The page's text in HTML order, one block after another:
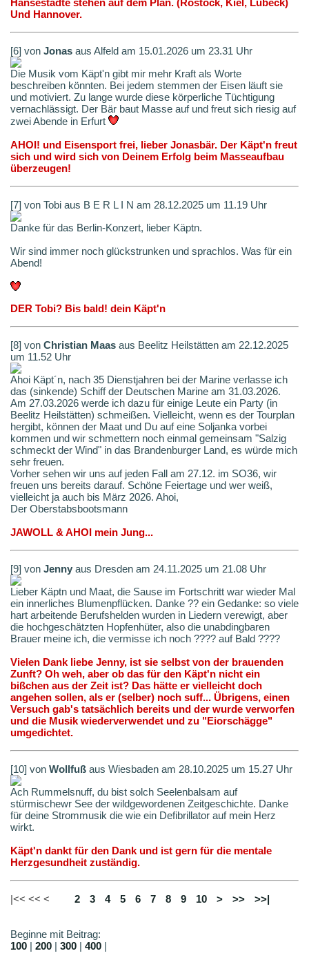
Hansestädte stehen auf dem Plan. (Rostock, Kiel, Lübeck)
Und Hannover.
[6] von Jonas aus Alfeld am 15.01.2026 um 23.31 Uhr
Die Musik vom Käpt'n gibt mir mehr Kraft als Worte
beschreiben könnten. Bei jedem stemmen der Eisen läuft sie
und motiviert. Zu lange wurde diese körperliche Tüchtigung
vernachlässigt. Der Bär baut Masse auf und freut sich riesig auf
zwei Abende in Erfurt
AHOI! und Eisensport frei, lieber Jonasbär. Der Käpt'n freut
sich und wird sich von Deinem Erfolg beim Masseaufbau
überzeugen!
[7] von Tobi aus B E R L I N am 28.12.2025 um 11.19 Uhr
Danke für das Berlin-Konzert, lieber Käptn.
Wir sind immer noch glückstrunken und sprachlos. Was für ein
Abend!
DER Tobi? Bis bald! dein Käpt'n
[8] von Christian Maas aus Beelitz Heilstätten am 22.12.2025
um 11.52 Uhr
Ahoi Käpt´n, nach 35 Dienstjahren bei der Marine verlasse ich
das (sinkende) Schiff der Deutschen Marine am 31.03.2026.
Am 27.03.2026 werde ich dazu für einige Leute ein Party (in
Beelitz Heilstätten) schmeißen. Vielleicht, wenn es der Tourplan
hergibt, können der Maat und Du auf eine Soljanka vorbei
kommen und wir schmettern noch einmal gemeinsam "Salzig
schmeckt der Wind" in das Brandenburger Land, es würde mich
sehr freuen.
Vorher sehen wir uns auf jeden Fall am 27.12. im SO36, wir
freuen uns bereits darauf. Schöne Feiertage und wer weiß,
vielleicht ja auch bis März 2026. Ahoi,
Der Oberstabsbootsmann
JAWOLL & AHOI mein Jung...
[9] von Jenny aus Dresden am 24.11.2025 um 21.08 Uhr
Lieber Käptn und Maat, die Sause im Fortschritt war wieder Mal
ein innerliches Blumenpflücken. Danke ?? ein Gedanke: so viele
hart arbeitende Berufshelden wurden in Liedern verewigt, aber
die hochgeschätzten Hopfenhüter, also die unabdingbaren
Brauer meine ich, die vermisse ich noch ???? auf Bald ????
Vielen Dank liebe Jenny, ist sie selbst von der brauenden
Zunft? Oh weh, aber ob das für den Käpt'n nicht ein
bißchen aus der Zeit ist? Das hätte er vielleicht doch
angehen sollen, als er (selber) noch suff... Übrigens, einen
Versuch gab's tatsächlich bereits und der wurde verworfen
und die Musik wiederverwendet und zu "Eiorschägge"
umgedichtet.
[10] von Wollfuß aus Wiesbaden am 28.10.2025 um 15.27 Uhr
Ach Rummelsnuff, du bist solch Seelenbalsam auf
stürmischewr See der wildgewordenen Zeitgeschichte. Danke
für deine Strommusik die wie ein Defibrillator auf mein Herz
wirkt.
Käpt'n dankt für den Dank und ist gern für die mentale
Herzgesundheit zuständig.
|<< << < 2 3 4 5 6 7 8 9 10 > >> >>|
Beginne mit Beitrag:
100 | 200 | 300 | 400 |